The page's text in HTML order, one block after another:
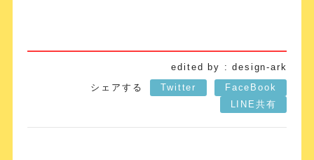
edited by : design-ark
シェアする
Twitter
FaceBook
LINE共有